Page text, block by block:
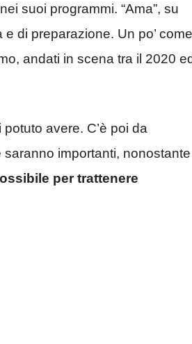
suoi programmi. “Ama”, su
di preparazione. Un po’ come
andati in scena tra il 2020 ed
avere. C’è poi da
importanti, nonostante
per trattenere